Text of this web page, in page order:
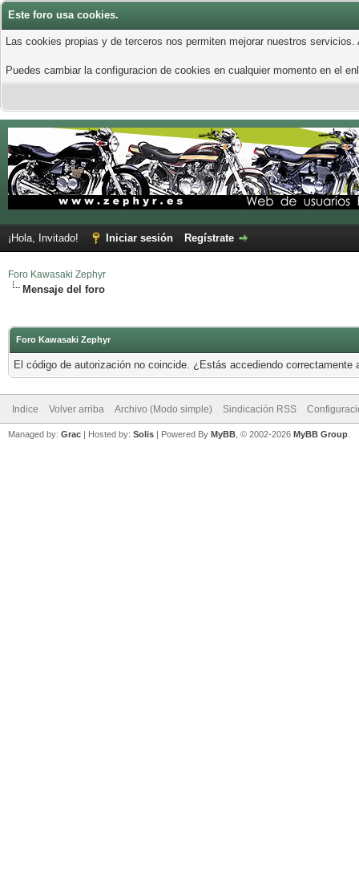
Este foro usa cookies.
Las cookies propias y de terceros nos permiten mejorar nuestros
Puedes cambiar la configuracion de cookies en cualquier momento en el
¡Hola, Invitado! Iniciar sesión Regístrate
Foro Kawasaki Zephyr
Mensaje del foro
Foro Kawasaki Zephyr
El código de autorización no coincide. ¿Estás accediendo
Indice Volver arriba Archivo (Modo simple) Sindicación RSS
Managed by: Grac | Hosted by: Solis | Powered By MyBB , © 2002-2026 MyBB Group